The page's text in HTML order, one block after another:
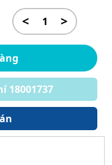
< >
18001737